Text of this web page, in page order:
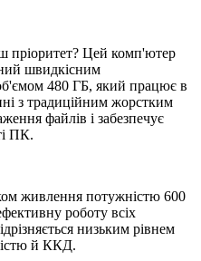
пріоритет? Цей комп'ютер
швидкісним
480 ГБ, який працює в
з традиційним жорстким
файлів і забезпечує
ПК.
живлення потужністю 600
роботу всіх
низьким рівнем
й ККД.